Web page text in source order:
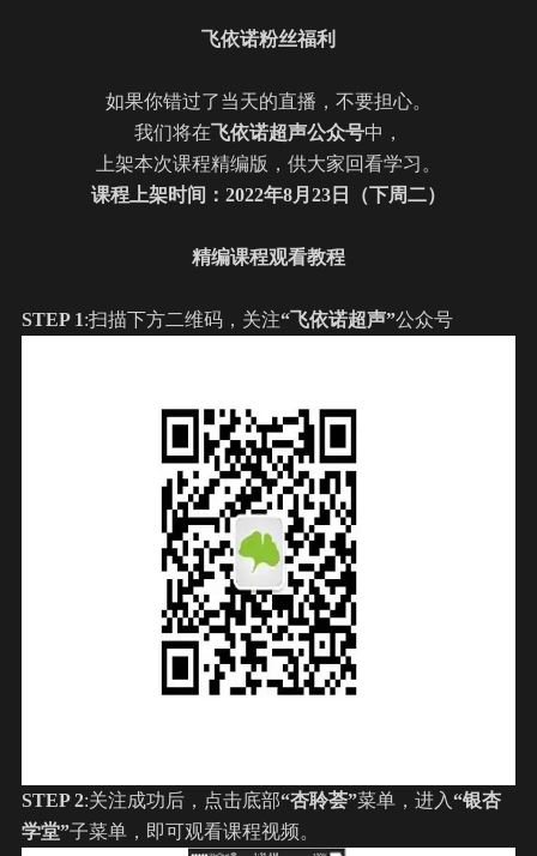
飞依诺粉丝福利
如果你错过了当天的直播，不要担心。
我们将在飞依诺超声公众号中，
上架本次课程精编版，供大家回看学习。
课程上架时间：2022年8月 23 日（下周二）
精编课程观看教程
STEP 1:扫描下方二维码，关注“飞依诺超声”公众号
STEP 2:关注成功后，点击底部“杏聆荟”菜单，进入“银杏
学堂”子菜单，即可观看课程视频。